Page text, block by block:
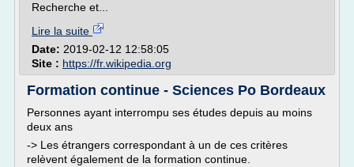
Recherche et...
Lire la suite
Date: 2019-02-12 12:58:05
Site : https://fr.wikipedia.org
Formation continue - Sciences Po Bordeaux
Personnes ayant interrompu ses études depuis au moins
deux ans
-> Les étrangers correspondant à un de ces critères
relèvent également de la formation continue.